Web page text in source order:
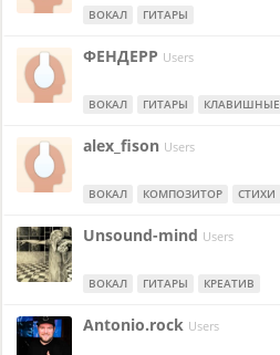
ВОКАЛ ГИТАРЫ
ФЕНДЕРР Users
ВОКАЛ ГИТАРЫ КЛАВИШНЫЕ
alex_fison Users
ВОКАЛ КОМПОЗИТОР СТИХИ
Unsound-mind Users
ВОКАЛ ГИТАРЫ КРЕАТИВ
Antonio.rock Users